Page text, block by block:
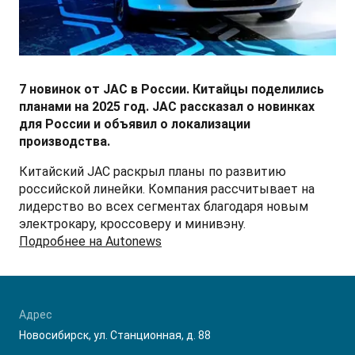
JS6 Кроссовер
от 1 949 000 ₽*
J7 Лифтбек
JAC T8 Пикап
JAC T8 PRO Пикап
ФИНАНСЫ И УСЛУГИ
Кредитование
Лизинг
Кредитный калькулятор
ПОДДЕРЖКА
Помощь на дорогах
Дополнительные программы помощи на дорогах
Регламент ТО
Руководство по обслуживанию и гарантия
Руководства по эксплуатации
СМИ о нас
Контакты
Правовая информация
Партнеры
7 новинок от JAC в России. Китайцы поделились
планами на 2025 год. JAC рассказал о новинках
для России и объявил о локализации
производства.
Китайский JAC раскрыл планы по развитию
российской линейки. Компания рассчитывает на
лидерство во всех сегментах благодаря новым
электрокару, кроссоверу и минивэну.
Подробнее на Autonews
Адрес
Новосибирск, ул. Станционная, д. 88